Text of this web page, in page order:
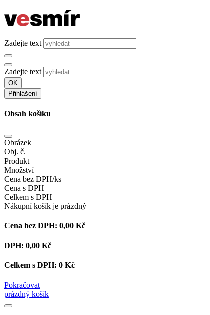
Zadejte text
Zadejte text
OK
Přihlášení
Obsah košíku
Obrázek
Obj. č.
Produkt
Množství
Cena bez DPH/ks
Cena s DPH
Celkem s DPH
Nákupní košík je prázdný
Cena bez DPH: 0,00 Kč
DPH: 0,00 Kč
Celkem s DPH: 0 Kč
Pokračovat
prázdný košík